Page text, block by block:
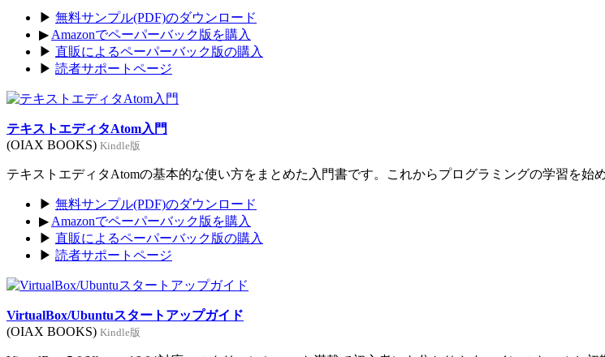
▶ 無料サンプル(PDF)のダウンロード
▶ Amazonでペーパーバック版を購入
▶ 直販によるペーパーバック版の購入
▶ 読者サポートページ
テキストエディタAtom入門
(OIAX BOOKS) Kindle版
テキストエディタAtomの基本的な使い方をまとめた入門書です。これからプログラミングの学習を始
▶ 無料サンプル(PDF)のダウンロード
▶ Amazonでペーパーバック版を購入
▶ 直販によるペーパーバック版の購入
▶ 読者サポートページ
VirtualBox/Ubuntuスタートアップガイド
(OIAX BOOKS) Kindle版